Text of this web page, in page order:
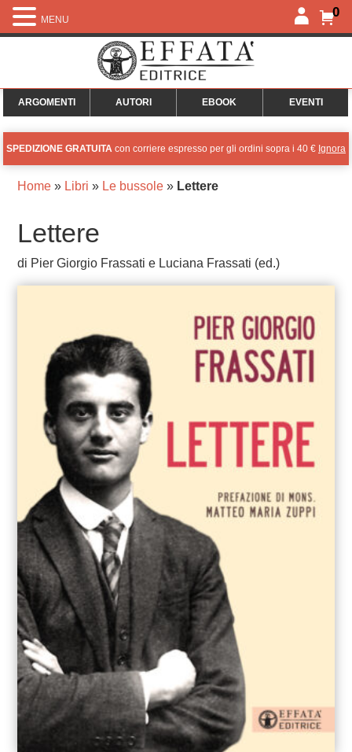
0
ARGOMENTI AUTORI EBOOK EVENTI
SPEDIZIONE GRATUITA con corriere espresso per gli ordini sopra i 40 € Ignora
Home» Libri » Le bussole» Lettere
Lettere
di Pier Giorgio Frassati e Luciana Frassati (ed.)
MENU